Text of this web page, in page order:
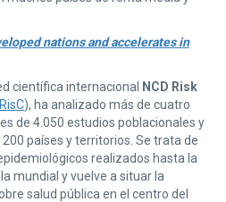
nations and accelerates in
científica internacional
NCD Risk
), ha analizado más de cuatro
de 4.050 estudios poblacionales y
países y territorios. Se trata de
realizados hasta la
mundial y vuelve a situar la
salud pública en el centro del